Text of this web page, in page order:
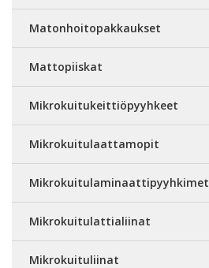
Matonhoitopakkaukset
Mattopiiskat
Mikrokuitukeittiöpyyhkeet
Mikrokuitulaattamopit
Mikrokuitulaminaattipyyhkimet
Mikrokuitulattialiinat
Mikrokuituliinat